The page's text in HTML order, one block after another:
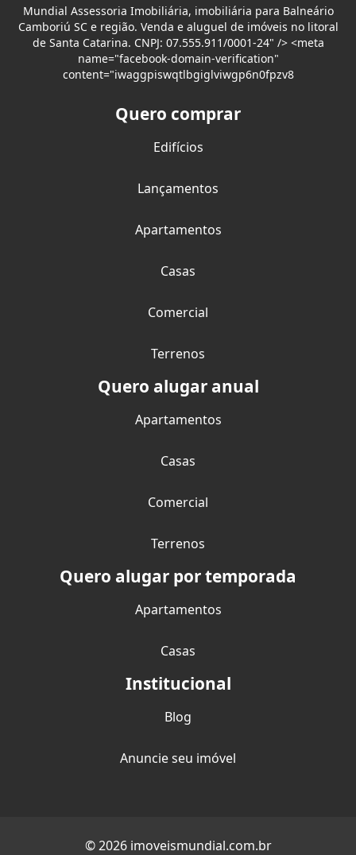
Mundial Assessoria Imobiliária, imobiliária para Balneário
Camboriú SC e região. Venda e aluguel de imóveis no litoral
de Santa Catarina. CNPJ: 07.555.911/0001-24" /> <meta
name="facebook-domain-verification"
content="iwaggpiswqtlbgiglviwgp6n0fpzv8
Quero comprar
Edifícios
Lançamentos
Apartamentos
Casas
Comercial
Terrenos
Quero alugar anual
Apartamentos
Casas
Comercial
Terrenos
Quero alugar por temporada
Apartamentos
Casas
Institucional
Blog
Anuncie seu imóvel
© 2026 imoveismundial.com.br